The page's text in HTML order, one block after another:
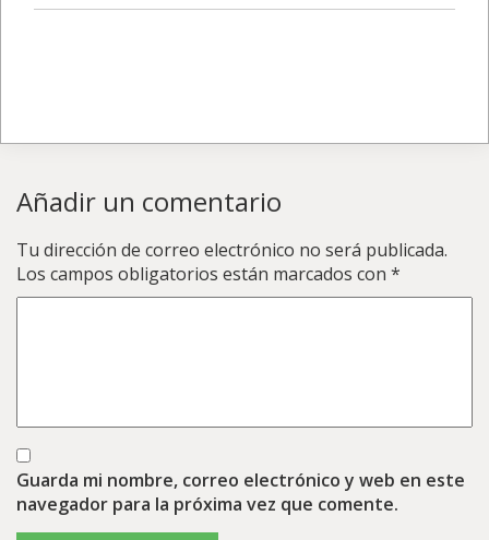
Añadir un comentario
Tu dirección de correo electrónico no será publicada.
Los campos obligatorios están marcados con *
Guarda mi nombre, correo electrónico y web en este
navegador para la próxima vez que comente.